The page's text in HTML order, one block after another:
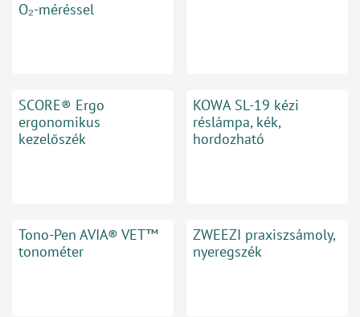
O₂-méréssel
SCORE® Ergo
ergonomikus
kezelőszék
KOWA SL-19 kézi
réslámpa, kék,
hordozható
Tono-Pen AVIA® VET™
tonométer
ZWEEZI praxiszsámoly,
nyeregszék